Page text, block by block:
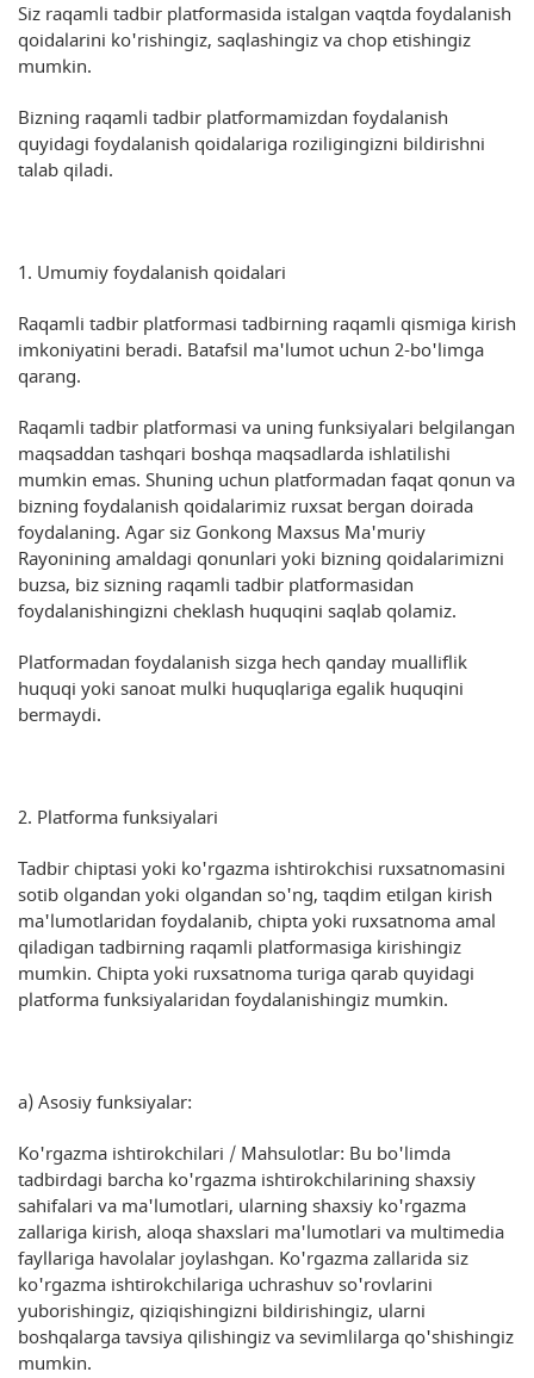
Siz raqamli tadbir platformasida istalgan vaqtda foydalanish
qoidalarini ko'rishingiz, saqlashingiz va chop etishingiz
mumkin.
Bizning raqamli tadbir platformamizdan foydalanish
quyidagi foydalanish qoidalariga roziligingizni bildirishni
talab qiladi.
1. Umumiy foydalanish qoidalari
Raqamli tadbir platformasi tadbirning raqamli qismiga kirish
imkoniyatini beradi. Batafsil ma'lumot uchun 2-bo'limga
qarang.
Raqamli tadbir platformasi va uning funksiyalari belgilangan
maqsaddan tashqari boshqa maqsadlarda ishlatilishi
mumkin emas. Shuning uchun platformadan faqat qonun va
bizning foydalanish qoidalarimiz ruxsat bergan doirada
foydalaning. Agar siz Gonkong Maxsus Ma'muriy
Rayonining amaldagi qonunlari yoki bizning qoidalarimizni
buzsa, biz sizning raqamli tadbir platformasidan
foydalanishingizni cheklash huquqini saqlab qolamiz.
Platformadan foydalanish sizga hech qanday mualliflik
huquqi yoki sanoat mulki huquqlariga egalik huquqini
bermaydi.
2. Platforma funksiyalari
Tadbir chiptasi yoki ko'rgazma ishtirokchisi ruxsatnomasini
sotib olgandan yoki olgandan so'ng, taqdim etilgan kirish
ma'lumotlaridan foydalanib, chipta yoki ruxsatnoma amal
qiladigan tadbirning raqamli platformasiga kirishingiz
mumkin. Chipta yoki ruxsatnoma turiga qarab quyidagi
platforma funksiyalaridan foydalanishingiz mumkin.
a) Asosiy funksiyalar:
Ko'rgazma ishtirokchilari / Mahsulotlar: Bu bo'limda
tadbirdagi barcha ko'rgazma ishtirokchilarining shaxsiy
sahifalari va ma'lumotlari, ularning shaxsiy ko'rgazma
zallariga kirish, aloqa shaxslari ma'lumotlari va multimedia
fayllariga havolalar joylashgan. Ko'rgazma zallarida siz
ko'rgazma ishtirokchilariga uchrashuv so'rovlarini
yuborishingiz, qiziqishingizni bildirishingiz, ularni
boshqalarga tavsiya qilishingiz va sevimlilarga qo'shishingiz
mumkin.